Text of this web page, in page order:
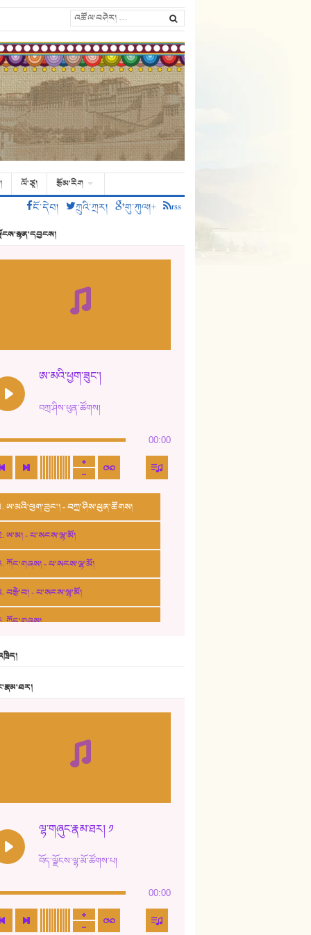
ལོ་ཙཱ།
རྩོམ་རིག
ངོ་དེབ།
ཀྲུའི་ཀྲར། གུ་ཀུལ།+ rss
ཨ་མའི་ཕྱག་ཟུང་།
བཀྲ་ཤིས་ཕུན་ཚོགས།
00:00
ཨ་མའི་ཕྱག་ཟུང་། - བཀྲ་ཤིས་ཕུན་ཚོགས།
ཨ་མ། - པ་སངས་ལྷ་མོ།
ཀོང་གཞས། - པ་སངས་ལྷ་མོ།
བརྩེ་བ། - པ་སངས་ལྷ་མོ།
ཀོང་གཞས།
ཆོལ་གསུམ་བྲོ་གཞས། - སྒྲོན་གསལ།
13. ཆུང་འདྲིས། - ཟླ་སྒྲོན།
ཤམ་པ་ལ་ཡི་སྲས་མོ།
ལྷ་གཞུང་རྣམ་ཐར། ༡
བོད་ལྗོངས་ལྷ་མོ་ཚོགས་པ།
00:00